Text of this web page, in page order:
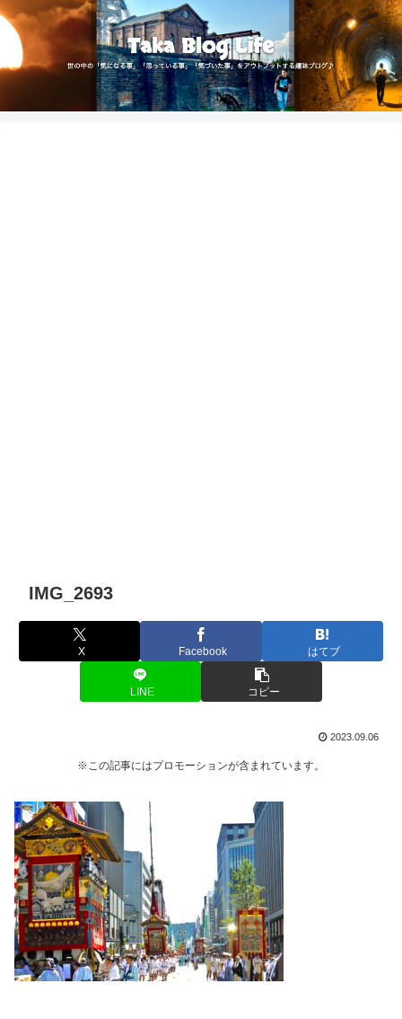
IMG_2693
X Facebook はてブ
LINE コピー
2023.09.06
※この記事にはプロモーションが含まれています。